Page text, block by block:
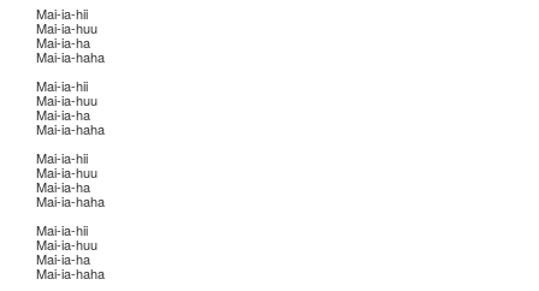
Mai-ia-hii
Mai-ia-huu
Mai-ia-ha
Mai-ia-haha
Mai-ia-hii
Mai-ia-huu
Mai-ia-ha
Mai-ia-haha
Mai-ia-hii
Mai-ia-huu
Mai-ia-ha
Mai-ia-haha
Mai-ia-hii
Mai-ia-huu
Mai-ia-ha
Mai-ia-haha